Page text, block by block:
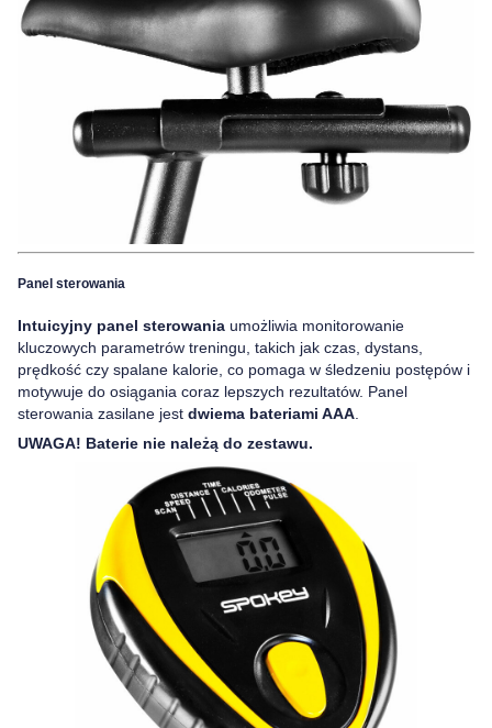
Panel sterowania
Intuicyjny panel sterowania umożliwia monitorowanie
kluczowych parametrów treningu, takich jak czas, dystans,
prędkość czy spalane kalorie, co pomaga w śledzeniu postępów i
motywuje do osiągania coraz lepszych rezultatów. Panel
sterowania zasilane jest dwiema bateriami AAA
UWAGA! Baterie nie należą do zestawu.